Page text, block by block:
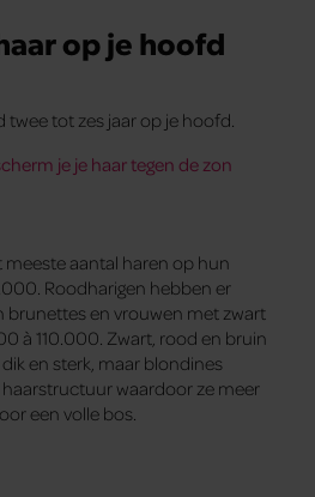
op je hoofd
twee tot zes jaar op je hoofd.
je je haar tegen de zon
aantal haren op hun
Roodharigen hebben er
brunettes en vrouwen met zwart
à 110.000. Zwart, rood en bruin
en sterk, maar blondines
waardoor ze meer
een volle bos.